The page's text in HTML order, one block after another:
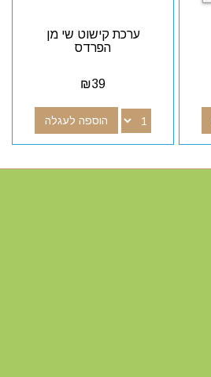
ערכת קישוט שי מן
הפרדס
₪39
הוספה לעגלה